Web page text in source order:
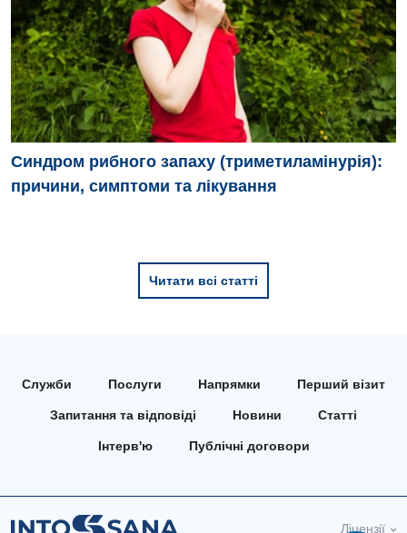
Синдром рибного запаху (триметиламінурія):
причини, симптоми та лікування
Читати всі статті
Служби Послуги Напрямки Перший візит
Запитання та відповіді Новини Статті
Інтерв'ю Публічні договори
Ліцензії